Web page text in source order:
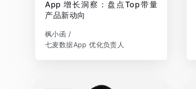
App 增长洞察：盘点Top带量
产品新动向
枫小函 /
七麦数据App 优化负责人